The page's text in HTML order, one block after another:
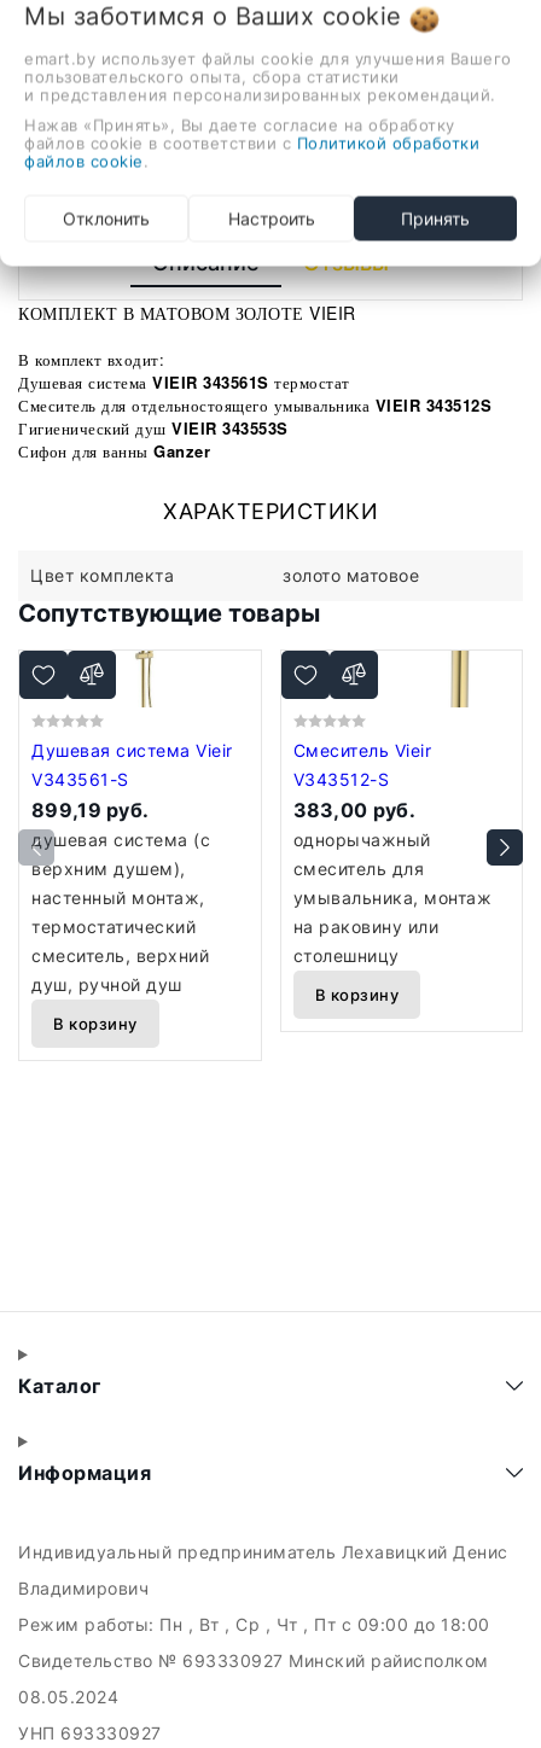
- +
В корзину
Описание Отзывы
КОМПЛЕКТ В МАТОВОМ ЗОЛОТЕ VIEIR
В комплект входит:
Душевая система VIEIR 343561S термостат
Смеситель для отдельностоящего умывальника VIEIR 343512S
Гигиенический душ VIEIR 343553S
Сифон для ванны Ganzer
ХАРАКТЕРИСТИКИ
Цвет комплекта золото матовое
Сопутствующие товары
Душевая система Vieir
V343561-S
899,19 руб.
душевая система (с
верхним душем),
настенный монтаж,
термостатический
смеситель, верхний
душ, ручной душ
В корзину
Смеситель Vieir
V343512-S
383,00 руб.
однорычажный
смеситель для
умывальника, монтаж
на раковину или
столешницу
В корзину
Каталог
Информация
Индивидуальный предприниматель Лехавицкий Денис
Владимирович
Режим работы: Пн , Вт , Ср , Чт , Пт c 09:00 до 18:00
Свидетельство № 693330927 Минский райисполком
08.05.2024
УНП 693330927
Мы заботимся о Ваших cookie
emart.by использует файлы cookie для улучшения Вашего
пользовательского опыта, сбора статистики
и представления персонализированных рекомендаций.
Нажав «Принять», Вы даете согласие на обработку
файлов cookie в соответствии с Политикой обработки
файлов cookie.
Отклонить Настроить Принять